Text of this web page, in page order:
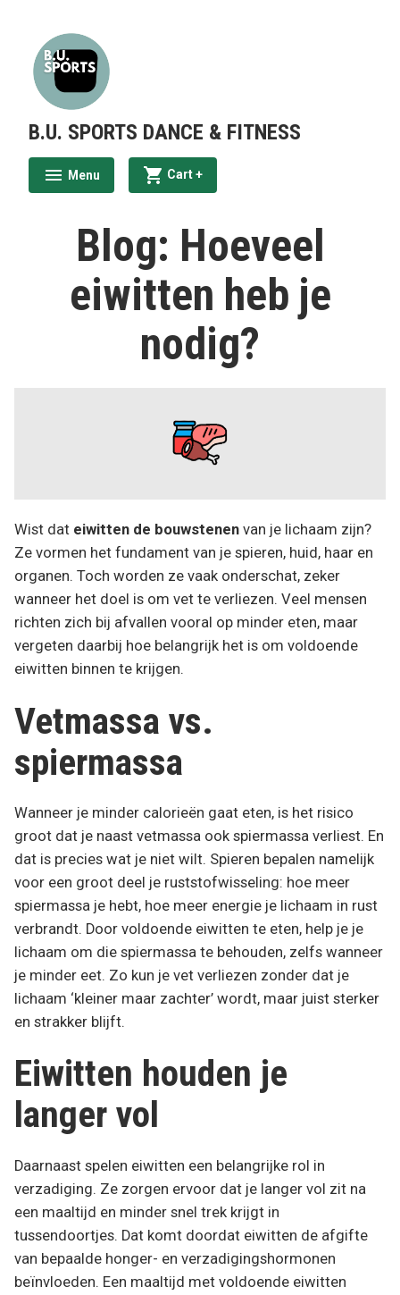
content
B.U. SPORTS DANCE & FITNESS
Menu
expanded
collapsed Cart+
Blog: Hoeveel
eiwitten heb je
nodig?
Wist dat eiwitten de bouwstenen van je lichaam zijn?
Ze vormen het fundament van je spieren, huid, haar en
organen. Toch worden ze vaak onderschat, zeker
wanneer het doel is om vet te verliezen. Veel mensen
richten zich bij afvallen vooral op minder eten, maar
vergeten daarbij hoe belangrijk het is om voldoende
eiwitten binnen te krijgen.
Vetmassa vs.
spiermassa
Wanneer je minder calorieën gaat eten, is het risico
groot dat je naast vetmassa ook spiermassa verliest. En
dat is precies wat je niet wilt. Spieren bepalen namelijk
voor een groot deel je ruststofwisseling: hoe meer
spiermassa je hebt, hoe meer energie je lichaam in rust
verbrandt. Door voldoende eiwitten te eten, help je je
lichaam om die spiermassa te behouden, zelfs wanneer
je minder eet. Zo kun je vet verliezen zonder dat je
lichaam ‘kleiner maar zachter’ wordt, maar juist sterker
en strakker blijft.
Eiwitten houden je
langer vol
Daarnaast spelen eiwitten een belangrijke rol in
verzadiging. Ze zorgen ervoor dat je langer vol zit na
een maaltijd en minder snel trek krijgt in
tussendoortjes. Dat komt doordat eiwitten de afgifte
van bepaalde honger- en verzadigingshormonen
beïnvloeden. Een maaltijd met voldoende eiwitten